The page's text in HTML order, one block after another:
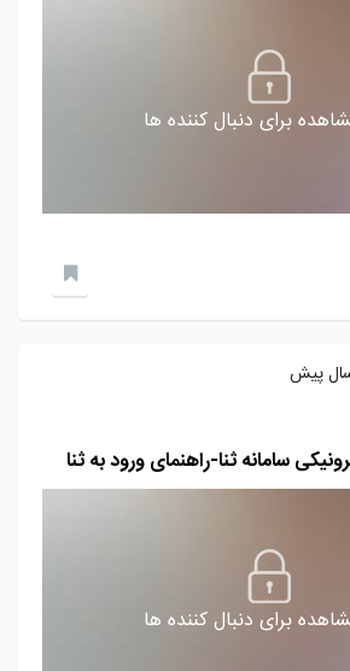
برای دنبال کننده ها
سامانه ثنا-راهنمای ورود به ثنا
برای دنبال کننده ها